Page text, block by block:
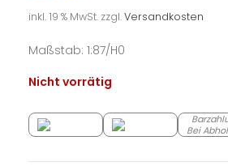
inkl. 19 % MwSt. zzgl.Versandkosten
Maßstab: 1:87/H0
Nicht vorrätig
Bei